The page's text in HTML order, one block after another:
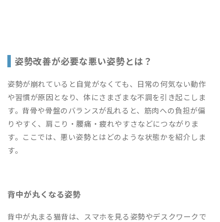
姿勢改善が必要な悪い姿勢とは？
姿勢が崩れていると自覚がなくても、日常の何気ない動作
や習慣が原因となり、体にさまざまな不調を引き起こしま
す。背骨や骨盤のバランスが乱れると、筋肉への負担が偏
りやすく、肩こり・腰痛・疲れやすさなどにつながりま
す。ここでは、悪い姿勢とはどのような状態かを紹介しま
す。
背中が丸くなる姿勢
背中が丸まる猫背は、スマホを見る姿勢やデスクワークで